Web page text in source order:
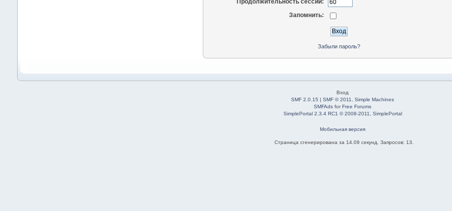
Продолжительность сессии:
Запомнить:
Забыли пароль?
Вход
SMF 2.0.15 |SMF © 2011 ,Simple Machines
SMFAds forFree Forums
SimplePortal 2.3.4 RC1 © 2008-2011, SimplePortal
Мобильная версия
Страница сгенерирована за 14.09 секунд. Запросов: 13.